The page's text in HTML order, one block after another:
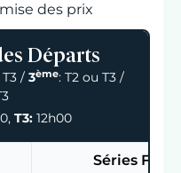
des prix
Départs
T3 / 3ème: T2 ou T3 /
T3: 12h00
Séries